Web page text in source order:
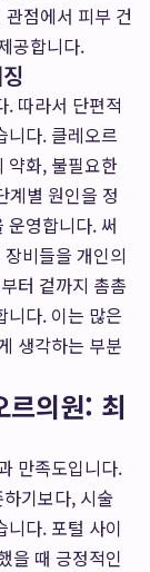
점에서 피부 건
공합니다.
. 따라서 단편적
니다. 클레오르
약화, 불필요한
계별 원인을 정
운영합니다.써
비들을 개인의
터 겉까지 촘촘
니다. 이는 많은
생각하는 부분
르의원: 최
만족도입니다.
기보다, 시술
니다. 포털 사이
을 때 긍정적인